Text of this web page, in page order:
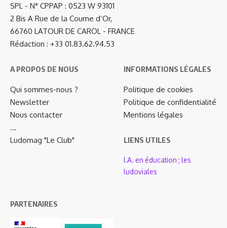
SPL - N° CPPAP : 0523 W 93101
2 Bis A Rue de la Coume d’Or,
66760 LATOUR DE CAROL - FRANCE
Rédaction : +33 01.83.62.94.53
A PROPOS DE NOUS
Qui sommes-nous ?
Newsletter
Nous contacter
…
Ludomag "Le Club"
INFORMATIONS LÉGALES
Politique de cookies
Politique de confidentialité
Mentions légales
LIENS UTILES
I.A. en éducation ; les
ludoviales
PARTENAIRES